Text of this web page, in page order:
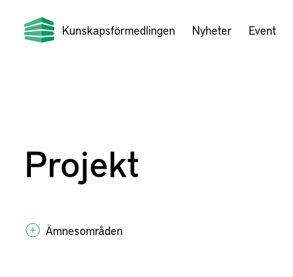
Kunskapsförmedlingen Nyheter Event
Projekt
Ämnesområden